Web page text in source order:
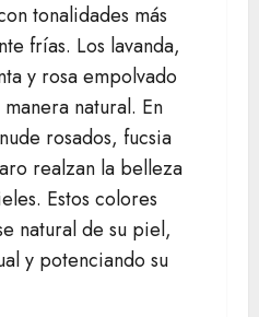
tonalidades más
frías. Los lavanda,
y rosa empolvado
natural. En
rosados, fucsia
realzan la belleza
Estos colores
natural de su piel,
y potenciando su